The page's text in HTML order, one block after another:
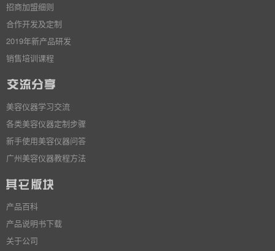
招商加盟细则
合作开发及定制
2019年新产品研发
销售培训课程
美容仪器学习交流
各类美容仪器定制步骤
新手使用美容仪器问答
广州美容仪器教程方法
产品百科
产品说明书下载
关于公司